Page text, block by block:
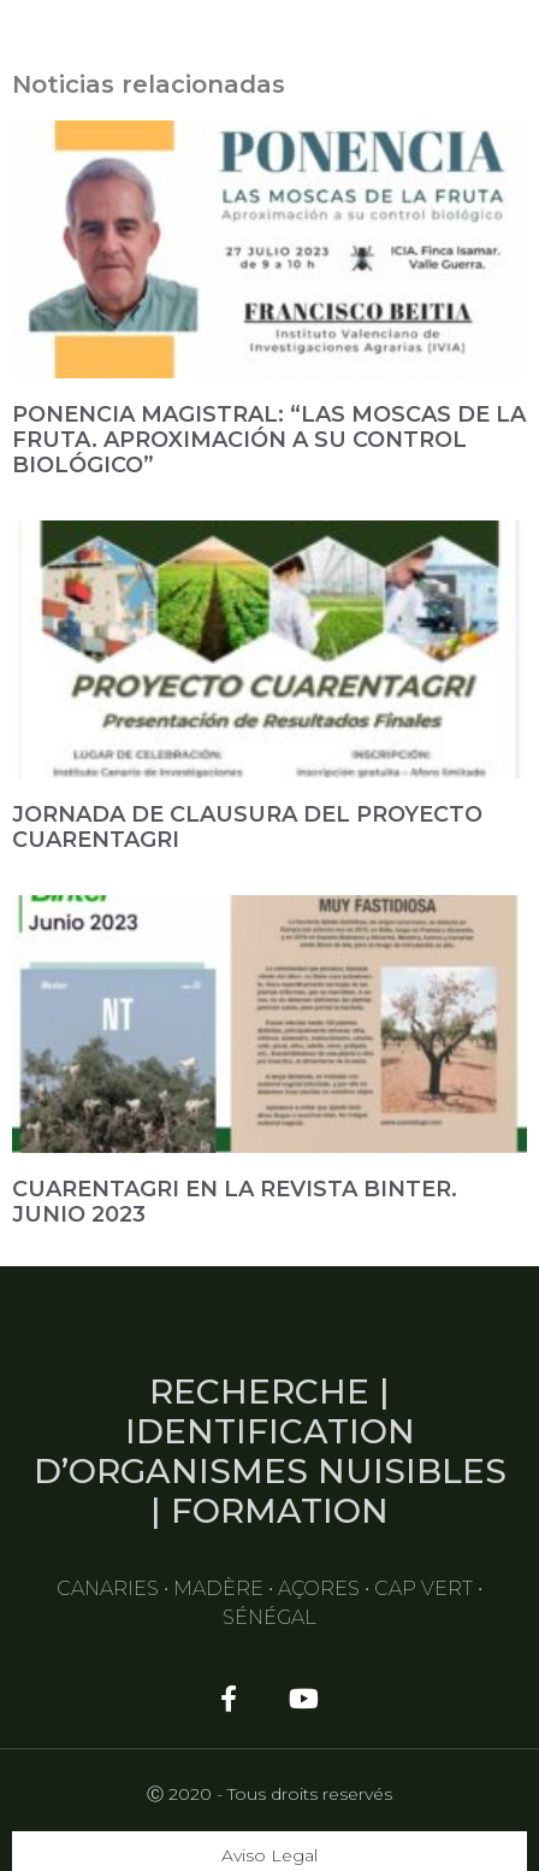
Noticias relacionadas
PONENCIA MAGISTRAL: “LAS MOSCAS DE LA
FRUTA. APROXIMACIÓN A SU CONTROL
BIOLÓGICO”
JORNADA DE CLAUSURA DEL PROYECTO
CUARENTAGRI
CUARENTAGRI EN LA REVISTA BINTER.
JUNIO 2023
RECHERCHE |
IDENTIFICATION
D’ORGANISMES NUISIBLES
| FORMATION
CANARIES • MADÈRE • AÇORES • CAP VERT •
SÉNÉGAL
Ⓒ 2020 - Tous droits reservés
Aviso Legal